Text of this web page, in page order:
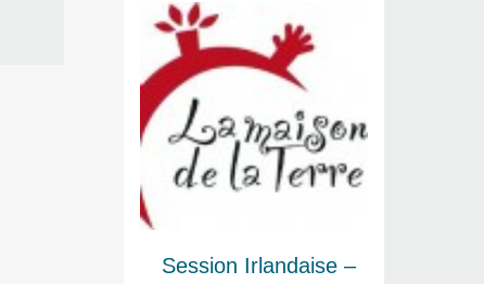
Session Irlandaise –